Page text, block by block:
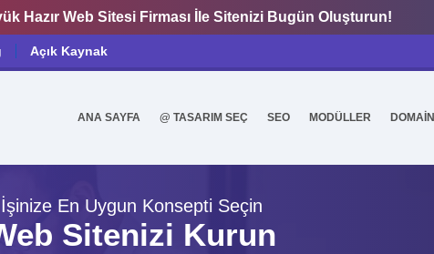
Hazır Web Sitesi Firması İle Sitenizi Bugün Oluşturun!
Açık Kaynak
ANA SAYFA @ TASARIM SEÇ SEO MODÜLLER DOMAİN
İşinize En Uygun Konsepti Seçin
Sitenizi Kurun